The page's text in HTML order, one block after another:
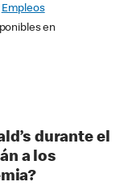
Empleos
en
durante el
a los